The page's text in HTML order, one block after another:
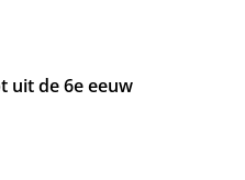
uit de 6e eeuw